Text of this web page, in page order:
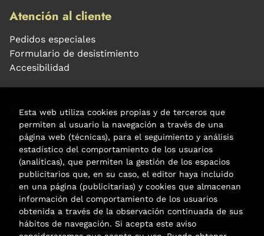
Atención al cliente
Pedidos especiales
Formulario de desistimiento
Accesibilidad
Puede interesarte
Noticias
Agenda
Contacto
Carrer Aribau, 84
(+34) 932 160 225
Esta web utiliza cookies propias y de terceros que
permiten al usuario la navegación a través de una
página web (técnicas), para el seguimiento y análisis
estadístico del comportamiento de los usuarios
(analíticas), que permiten la gestión de los espacios
publicitarios que, en su caso, el editor haya incluido
en una página (publicitarias) y cookies que almacenan
información del comportamiento de los usuarios
obtenida a través de la observación continuada de sus
hábitos de navegación. Si acepta este aviso